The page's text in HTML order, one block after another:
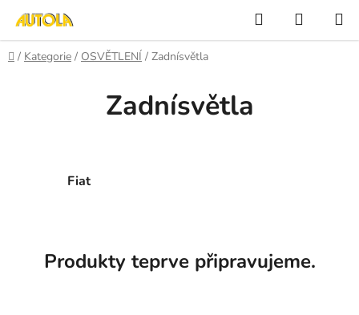
obsah
Hledat
KOŠÍK
Domů
/ Kategorie / OSVĚTLENÍ / Zadnísvětla
Zadnísvětla
Fiat
Produkty teprve připravujeme.